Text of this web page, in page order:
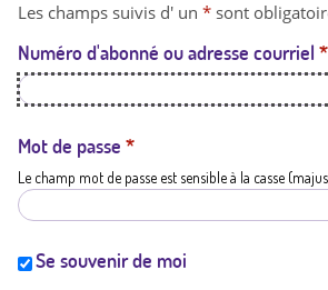
t
a
t
i
Les champs suivis d' un * sont
Numéro d'abonné ou adresse courriel *
Mot de passe *
Le champ mot de passe est sensible à la casse
Se souvenir de moi